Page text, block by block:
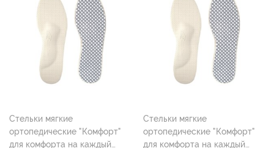
Стельки мягкие
ортопедические "Комфорт"
для комфорта на каждый
Стельки мягкие
ортопедические "Комфорт"
для комфорта на каждый